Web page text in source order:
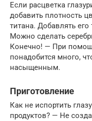
Если расцветка
добавить плотность
титана. Добавлять
Можно сделать
Конечно! — При
понадобится много,
насыщенным.
Приготовление
Как не испортить
продуктов? — Не